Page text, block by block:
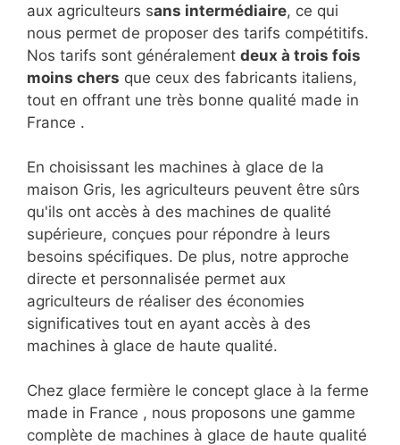
aux agriculteurs sans intermédiaire, ce qui
nous permet de proposer des tarifs compétitifs.
Nos tarifs sont généralement deux à trois fois
moins chers que ceux des fabricants italiens,
tout en offrant une très bonne qualité made in
France .
En choisissant les machines à glace de la
maison Gris, les agriculteurs peuvent être sûrs
qu'ils ont accès à des machines de qualité
supérieure, conçues pour répondre à leurs
besoins spécifiques. De plus, notre approche
directe et personnalisée permet aux
agriculteurs de réaliser des économies
significatives tout en ayant accès à des
machines à glace de haute qualité.
Chez glace fermière le concept glace à la ferme
made in France , nous proposons une gamme
complète de machines à glace de haute qualité